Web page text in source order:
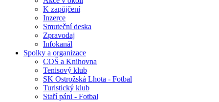
K zapůjčení
Inzerce
Smuteční deska
Zpravodaj
Infokanál
Spolky a organizace
COŠ a Knihovna
Tenisový klub
SK Ostrožská Lhota - Fotbal
Turistický klub
Staří páni - Fotbal